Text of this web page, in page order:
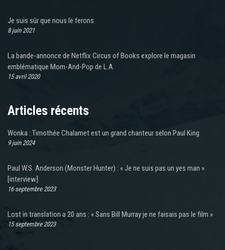
Je suis sûr que nous le ferons
8 juin 2021
La bande-annonce de Netflix Circus of Books explore le magasin
emblématique Mom-And-Pop de L.A.
15 avril 2020
Articles récents
Wonka : Timothée Chalamet est un grand chanteur selon Paul King
9 juin 2024
Paul W.S. Anderson (Monster Hunter) : « Je ne suis pas un yes man »
[interview]
16 septembre 2023
Lost in translation a 20 ans : « Sans Bill Murray je ne faisais pas le film »
15 septembre 2023